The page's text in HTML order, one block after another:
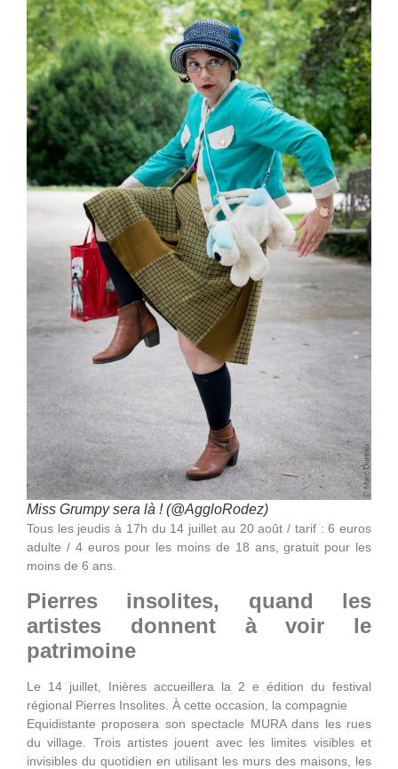
Miss Grumpy sera là ! (@AggloRodez)
Tous les jeudis à 17h du 14 juillet au 20 août / tarif : 6 euros
adulte / 4 euros pour les moins de 18 ans, gratuit pour les
moins de 6 ans.
Pierres insolites, quand les
artistes donnent à voir le
patrimoine
Le 14 juillet, Inières accueillera la 2 e édition du festival
régional Pierres Insolites. À cette occasion, la compagnie
Equidistante proposera son spectacle MURA dans les rues
du village. Trois artistes jouent avec les limites visibles et
invisibles du quotidien en utilisant les murs des maisons, les